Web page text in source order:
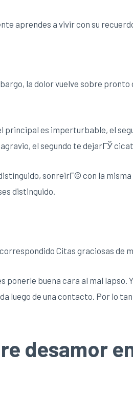
aprendes a vivir con su
la dolor vuelve sobre
es imperturbable, el
el segundo te dejarГЎ
sonreirГ© con la
distinguido.
Citas graciosas de
buena cara al mal lapso.
luego de una contacto. Por lo
desamor